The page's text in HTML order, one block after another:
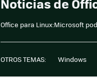
Office para Linux:Microsoft
OTROS TEMAS: Windows